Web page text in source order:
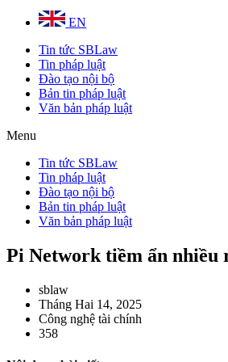
EN
Tin tức SBLaw
Tin pháp luật
Đào tạo nội bộ
Bản tin pháp luật
Văn bản pháp luật
Menu
Tin tức SBLaw
Tin pháp luật
Đào tạo nội bộ
Bản tin pháp luật
Văn bản pháp luật
Pi Network tiềm ẩn
sblaw
Tháng Hai 14, 2025
Công nghệ tài chính
358